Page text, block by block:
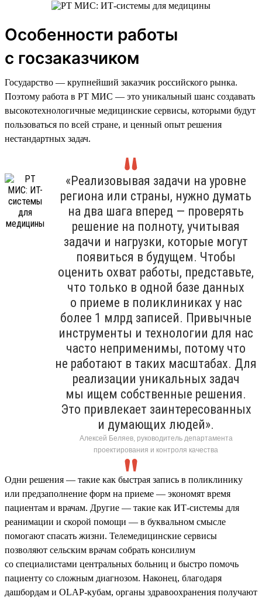
Особенности работы
с госзаказчиком
Государство — крупнейший заказчик российского рынка.
Поэтому работа в РТ МИС — это уникальный шанс создавать
высокотехнологичные медицинские сервисы, которыми будут
пользоваться по всей стране, и ценный опыт решения
нестандартных задач.
«Реализовывая задачи на уровне
региона или страны, нужно думать
на два шага вперед — проверять
решение на полноту, учитывая
задачи и нагрузки, которые могут
появиться в будущем. Чтобы
оценить охват работы, представьте,
что только в одной базе данных
о приеме в поликлиниках у нас
более 1 млрд записей. Привычные
инструменты и технологии для нас
часто неприменимы, потому что
не работают в таких масштабах. Для
реализации уникальных задач
мы ищем собственные решения.
Это привлекает заинтересованных
и думающих людей».
Алексей Беляев, руководитель департамента
проектирования и контроля качества
Одни решения — такие как быстрая запись в поликлинику
или предзаполнение форм на приеме — экономят время
пациентам и врачам. Другие — такие как ИТ-системы для
реанимации и скорой помощи — в буквальном смысле
помогают спасать жизни. Телемедицинские сервисы
позволяют сельским врачам собрать консилиум
со специалистами центральных больниц и быстро помочь
пациенту со сложным диагнозом. Наконец, благодаря
дашбордам и OLAP-кубам, органы здравоохранения получают